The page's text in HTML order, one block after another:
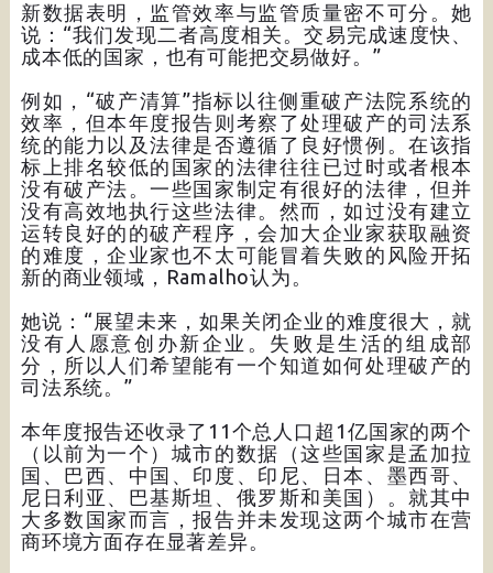
新数据表明，监管效率与监管质量密不可分。她
说：“我们发现二者高度相关。交易完成速度快、
成本低的国家，也有可能把交易做好。”
例如，“破产清算”指标以往侧重破产法院系统的
效率，但本年度报告则考察了处理破产的司法系
统的能力以及法律是否遵循了良好惯例。在该指
标上排名较低的国家的法律往往已过时或者根本
没有破产法。一些国家制定有很好的法律，但并
没有高效地执行这些法律。然而，如过没有建立
运转良好的的破产程序，会加大企业家获取融资
的难度，企业家也不太可能冒着失败的风险开拓
新的商业领域，Ramalho认为。
她说：“展望未来，如果关闭企业的难度很大，就
没有人愿意创办新企业。失败是生活的组成部
分，所以人们希望能有一个知道如何处理破产的
司法系统。”
本年度报告还收录了11个总人口超1亿国家的两个
（以前为一个）城市的数据（这些国家是孟加拉
国、巴西、中国、印度、印尼、日本、墨西哥、
尼日利亚、巴基斯坦、俄罗斯和美国）。就其中
大多数国家而言，报告并未发现这两个城市在营
商环境方面存在显著差异。